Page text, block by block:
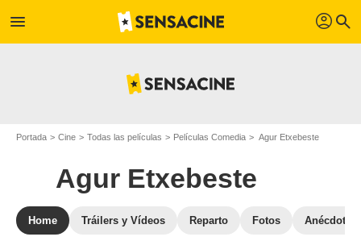
menu profil search
Portada Cine Todas las películas Películas Comedia Agur Etxebeste
Agur Etxebeste
Home Tráilers y Vídeos Reparto Fotos Anécdotas